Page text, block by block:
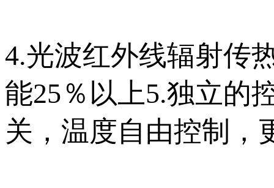
4.光波红外线辐射传
能25％以上5.独立的
关，温度自由控制，